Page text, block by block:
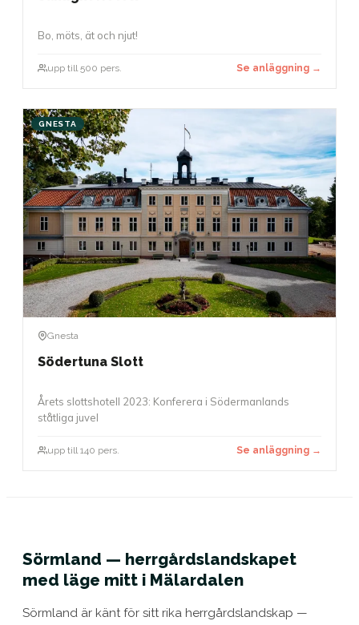
Bo, möts, ät och njut!
upp till 500 pers. Se anläggning →
GNESTA
Gnesta
Södertuna Slott
Årets slottshotell 2023: Konferera i Södermanlands
ståtliga juvel
upp till 140 pers. Se anläggning →
Sörmland — herrgårdslandskapet
med läge mitt i Mälardalen
Sörmland är känt för sitt rika herrgårdslandskap —